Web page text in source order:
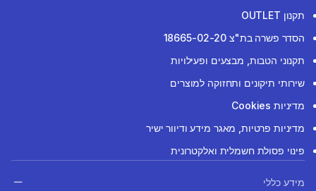
תקנון OUTLET
הסדר פשרה בת"צ 18665-02-20
תקנוני הטבות, מבצעים ופעילויות
שירותי תיקונים ותחזוקה למוצרים
מדיניות Cookies
מדיניות פרטיות, מאגר מידע ודיוור ישיר
פינוי פסולת חשמלית ואלקטרונית
מידע כללי